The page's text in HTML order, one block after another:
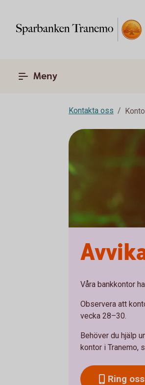
Meny
Kontakta oss
Våra bankkontor
Observera att
vecka 28–30.
Behöver du hjälp
kontor i Tranemo,
Ring